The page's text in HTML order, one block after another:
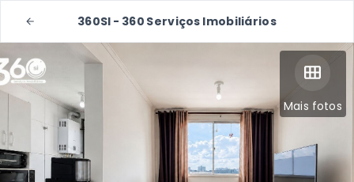
360SI - 360 Serviços Imobiliários
Mais fotos